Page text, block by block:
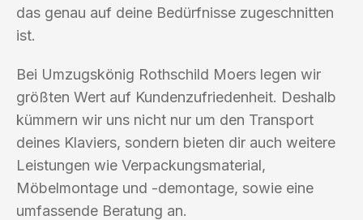
das genau auf deine Bedürfnisse zugeschnitten
ist.
Bei Umzugskönig Rothschild Moers legen wir
größten Wert auf Kundenzufriedenheit. Deshalb
kümmern wir uns nicht nur um den Transport
deines Klaviers, sondern bieten dir auch weitere
Leistungen wie Verpackungsmaterial,
Möbelmontage und -demontage, sowie eine
umfassende Beratung an.